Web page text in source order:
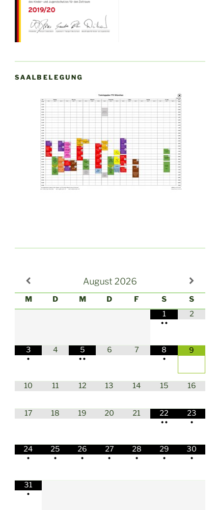
SAALBELEGUNG
August 2026
M D M D F S
S
1
••
2
3
•
4
5
••
6 7
8
•
9
10 11 12 13 14 15 16
17 18 19 20 21
22
••
23
•
24
•
25
•
26
•
27
•
28
•
29
•
30
•
31
•